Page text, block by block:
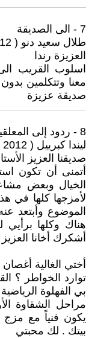
7 - الى الصديقة
طلال سعيد دنو ( 2012 / 3 / 8 - 00:47 )
العزيزة رندا
اسلوب القريب
معنا وتتكلمين
صديقة عزيزة
8 - ردود إلى المعلقين الكرام
ليندا كبرييل ( 2012 / 3 / 8 - 02:30 )
صديقنا العزيز
أتمنى أن تكون
الخيال وبعض
لأمزجها كلها في
الموضوع وأبتعد
هناك وكلها
أشكرك أخانا العزيز
أختي الغالية
توارد الخواطر ؟
بي الفهلوة
مراحل الشقاوة
يكون فنياً مع مزج
بيتك . لك محبتي